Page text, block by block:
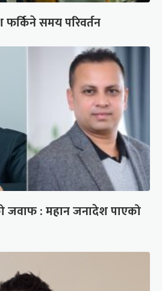
समय परिवर्तन
जवाफ : महान जनादेश पाएको